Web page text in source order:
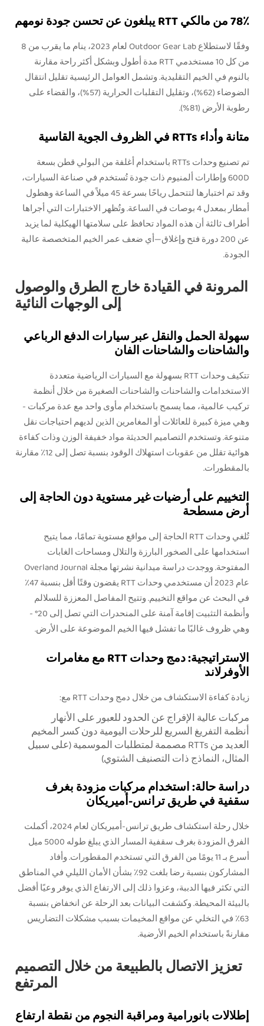
78٪ من مالكي RTT يبلغون عن تحسن جودة نومهم
وفقًا لاستطلاع Outdoor Gear Lab لعام 2023، ينام ما يقرب من 8
من كل 10 مستخدمي RTT مدة أطول وبشكل أكثر راحة مقارنة
بالنوم في الخيم التقليدية. وتشمل العوامل الرئيسية تقليل انتقال
الضوضاء (62%)، وتقليل التقلبات الحرارية (57%)، والقضاء على
رطوبة الأرض (81%).
متانة وأداء RTTs في الظروف الجوية القاسية
تم تصنيع وحدات RTTs باستخدام أغلفة من البولي قطن بسعة
600D وإطارات ألمنيوم ذات جودة تُستخدم في صناعة السيارات،
وقد تم اختبارها لتتحمل رياحًا بسرعة 45 ميلاً في الساعة وهطول
أمطار بمعدل 4 بوصات في الساعة. وتُظهر الاختبارات التي أجراها
أطراف ثالثة أن هذه المواد تحافظ على سلامتها الهيكلية لما يزيد
عن 200 دورة فتح وإغلاق—أي ضعف عمر الخيم المتخصصة عالية
الجودة.
المرونة في القيادة خارج الطرق والوصول
إلى الوجهات النائية
سهولة الحمل والنقل عبر سيارات الدفع الرباعي
والشاحنات والشاحنات الفان
تتكيف وحدات RTT بسهولة مع السيارات الرياضية متعددة
الاستخدامات والشاحنات والشاحنات الصغيرة من خلال أنظمة
تركيب عالمية، مما يسمح باستخدام مأوى واحد مع عدة مركبات -
وهي ميزة كبيرة للعائلات أو المغامرين الذين لديهم احتياجات نقل
متنوعة. وتستخدم التصاميم الحديثة مواد خفيفة الوزن وذات كفاءة
هوائية تقلل من عقوبات استهلاك الوقود بنسبة تصل إلى 12٪ مقارنة
بالمقطورات.
التخييم على أرضيات غير مستوية دون الحاجة إلى
أرض مسطحة
تُلغي وحدات RTT الحاجة إلى مواقع مستوية تمامًا، مما يتيح
استخدامها على الصخور البارزة والتلال ومساحات الغابات
المفتوحة. ووجدت دراسة ميدانية نشرتها مجلة Overland Journal
عام 2023 أن مستخدمي وحدات RTT يقضون وقتًا أقل بنسبة 47٪
في البحث عن مواقع التخييم. وتتيح المفاصل المعززة للسلالم
وأنظمة التثبيت إقامة آمنة على المنحدرات التي تصل إلى 20° -
وهي ظروف غالبًا ما تفشل فيها الخيم الموضوعة على الأرض.
الاستراتيجية: دمج وحدات RTT مع مغامرات
الأوفرلاند
زيادة كفاءة الاستكشاف من خلال دمج وحدات RTT مع:
مركبات عالية الإفراج عن الحدود للعبور على الأنهار
أنظمة التفريغ السريع للرحلات اليومية دون كسر المخيم
العديد من RTTs مصممة لمتطلبات الموسمية (على سبيل
المثال، النماذج ذات التصنيف الشتوي)
دراسة حالة: استخدام مركبات مزودة بغرف
سقفية في طريق ترانس-أميريكان
خلال رحلة استكشاف طريق ترانس-أميريكان لعام 2024، أكملت
الفرق المزودة بغرف سقفية المسار الذي يبلغ طوله 5000 ميل
أسرع بـ 11 يومًا من الفرق التي تستخدم المقطورات. وأفاد
المشاركون بنسبة رضا بلغت 92٪ بشأن الأمان الليلي في المناطق
التي تكثر فيها الدببة، وعزوا ذلك إلى الارتفاع الذي يوفر وعيًا أفضل
بالبيئة المحيطة. وكشفت البيانات بعد الرحلة عن انخفاض بنسبة
63٪ في التخلي عن مواقع المخيمات بسبب مشكلات التضاريس
مقارنةً باستخدام الخيم الأرضية.
تعزيز الاتصال بالطبيعة من خلال التصميم
المرتفع
إطلالات بانورامية ومراقبة النجوم من نقطة ارتفاع